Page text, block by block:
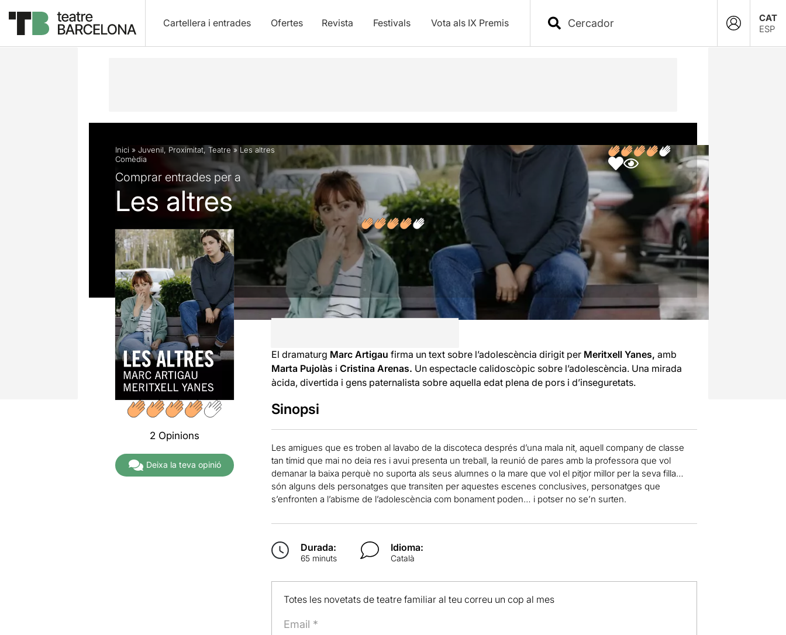
Cartellera i entrades Ofertes Revista Festivals Vota als IX Premis
CAT
ESP
Descripció Fitxa artística Opinions
Inici » Juvenil, Proximitat, Teatre » Les altres
Comèdia
Comprar entrades per a
Les altres
2 Opinions
Deixa la teva opinió
El dramaturg Marc Artigau firma un text sobre l’adolescència dirigit per Meritxell Yanes, amb
Marta Pujolàs i Cristina Arenas. Un espectacle calidoscòpic sobre l’adolescència. Una mirada
àcida, divertida i gens paternalista sobre aquella edat plena de pors i d’inseguretats.
Sinopsi
Les amigues que es troben al lavabo de la discoteca després d’una mala nit, aquell company de classe
tan tímid que mai no deia res i avui presenta un treball, la reunió de pares amb la professora que vol
demanar la baixa perquè no suporta als seus alumnes o la mare que vol el pitjor millor per la seva filla…
són alguns dels personatges que transiten per aquestes escenes conclusives, personatges que
s’enfronten a l’abisme de l’adolescència com bonament poden… i potser no se’n surten.
Durada:
65 minuts
Idioma:
Català
Totes les novetats de teatre familiar al teu correu un cop al mes